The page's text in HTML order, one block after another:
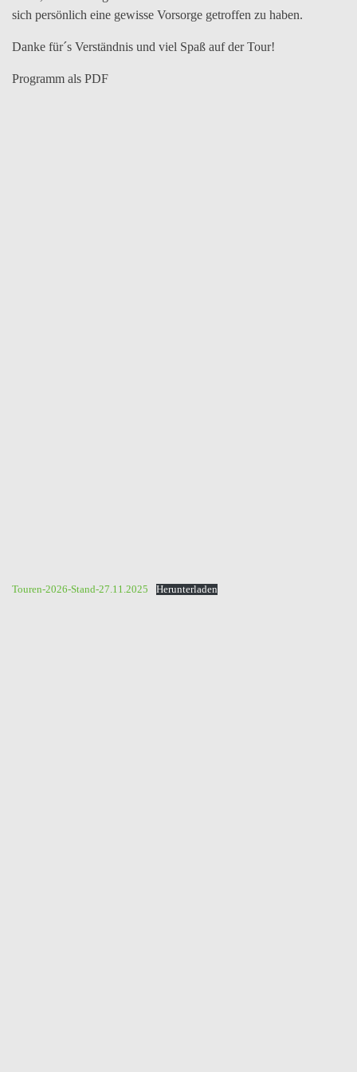
sich persönlich eine gewisse Vorsorge getroffen zu haben.
Danke für´s Verständnis und viel Spaß auf der Tour!
Programm als PDF
Touren-2026-Stand-27.11.2025 Herunterladen